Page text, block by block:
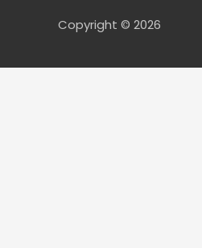
Copyright © 2026